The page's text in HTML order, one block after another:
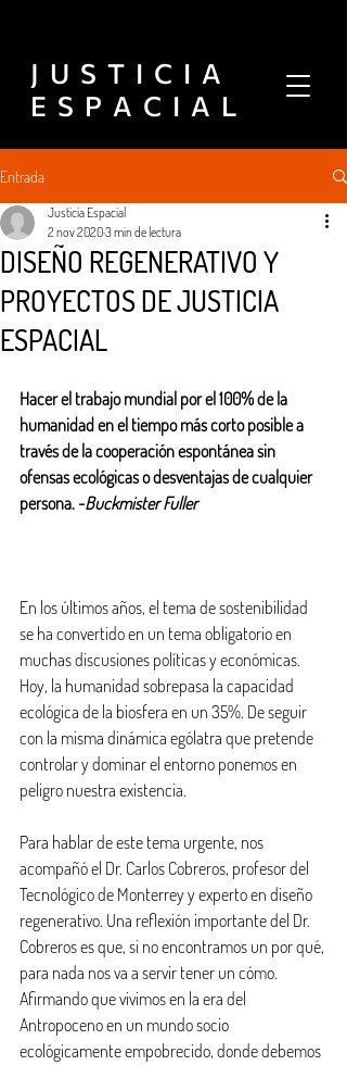
J U S T I C I A
E S P A C I A L
Entrada
DISEÑO REGENERATIVO Y
PROYECTOS DE JUSTICIA
ESPACIAL
Justicia Espacial
2 nov 20203 min de lectura
Hacer el trabajo mundial por el 100% de la
humanidad en el tiempo más corto posible a
través de la cooperación espontánea sin
ofensas ecológicas o desventajas de cualquier
persona. -Buckmister Fuller
En los últimos años, el tema de sostenibilidad
se ha convertido en un tema obligatorio en
muchas discusiones políticas y económicas.
Hoy, la humanidad sobrepasa la capacidad
ecológica de la biosfera en un 35%. De seguir
con la misma dinámica ególatra que pretende
controlar y dominar el entorno ponemos en
peligro nuestra existencia.
Para hablar de este tema urgente, nos
acompañó el Dr. Carlos Cobreros, profesor del
Tecnológico de Monterrey y experto en diseño
regenerativo. Una reflexión importante del Dr.
Cobreros es que, si no encontramos un por qué,
para nada nos va a servir tener un cómo.
Afirmando que vivimos en la era del
Antropoceno en un mundo socio
ecológicamente empobrecido, donde debemos